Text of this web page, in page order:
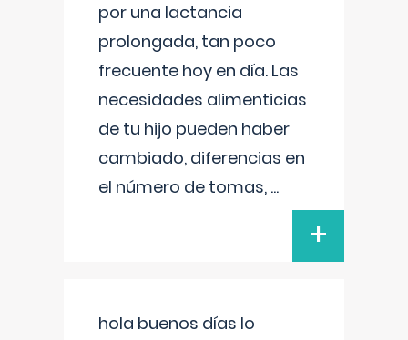
por una lactancia
prolongada, tan poco
frecuente hoy en día. Las
necesidades alimenticias
de tu hijo pueden haber
cambiado, diferencias en
el número de tomas, ...
+
hola buenos días lo